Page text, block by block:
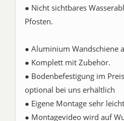
● Nicht sichtbares
Pfosten.
● Aluminium Wandschiene
● Komplett mit Zubehör.
● Bodenbefestigung im
optional bei uns erhältlich
● Eigene Montage sehr
● Montagevideo wird auf